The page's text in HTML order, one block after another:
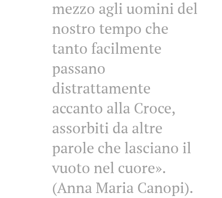
mezzo agli uomini del
nostro tempo che
tanto facilmente
passano
distrattamente
accanto alla Croce,
assorbiti da altre
parole che lasciano il
vuoto nel cuore».
(Anna Maria Canopi).